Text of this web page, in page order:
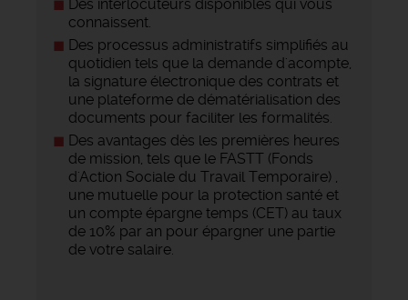
Des interlocuteurs disponibles qui vous
connaissent.
Des processus administratifs simplifiés au
quotidien tels que la demande d'acompte,
la signature électronique des contrats et
une plateforme de dématérialisation des
documents pour faciliter les formalités.
Des avantages dès les premières heures
de mission, tels que le FASTT (Fonds
d'Action Sociale du Travail Temporaire) ,
une mutuelle pour la protection santé et
un compte épargne temps (CET) au taux
de 10% par an pour épargner une partie
de votre salaire.